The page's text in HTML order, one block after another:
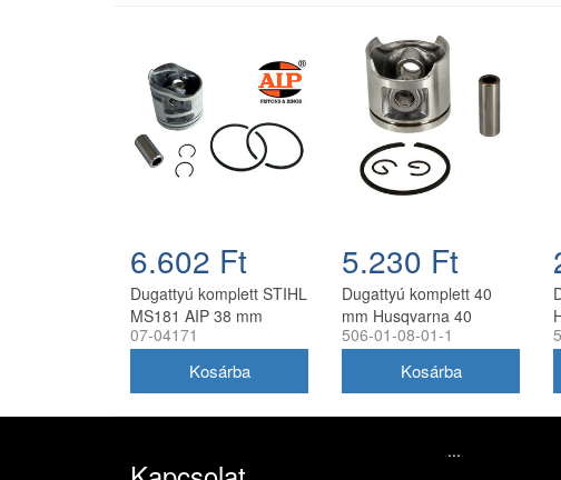
6.602 Ft
Dugattyú komplett STIHL
MS181 AIP 38 mm
07-04171
5.230 Ft
Dugattyú komplett 40
mm Husqvarna 40
láncfűrészhez
506-01-08-01-1
...